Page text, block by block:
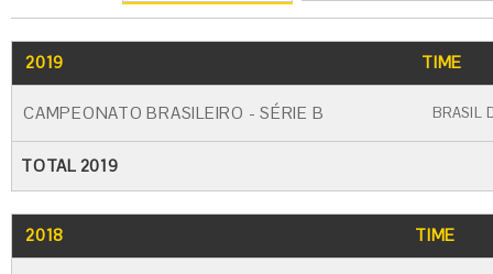
2019 TIME
CAMPEONATO BRASILEIRO - SÉRIE B BRASIL
TOTAL 2019
2018 TIME